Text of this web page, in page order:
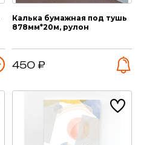
Калька бумажная под тушь
878мм*20м, рулон
450 ₽